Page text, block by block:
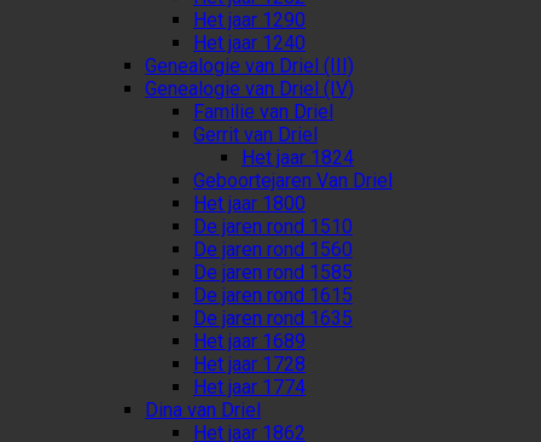
Het jaar 1290
Het jaar 1240
Genealogie van Driel (III)
Genealogie van Driel (IV)
Familie van Driel
Gerrit van Driel
Het jaar 1824
Geboortejaren Van Driel
Het jaar 1800
De jaren rond 1510
De jaren rond 1560
De jaren rond 1585
De jaren rond 1615
De jaren rond 1635
Het jaar 1689
Het jaar 1728
Het jaar 1774
Dina van Driel
Het jaar 1862